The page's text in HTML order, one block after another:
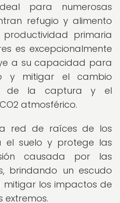
para numerosas
refugio y alimento
primaria
es excepcionalmente
a su capacidad para
y mitigar el cambio
de la captura y el
atmosférico.
red de raíces de los
el suelo y protege las
causada por las
brindando un escudo
los impactos de
extremos.